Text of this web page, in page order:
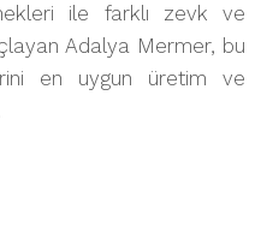
ile farklı zevk ve
Adalya Mermer, bu
en uygun üretim ve